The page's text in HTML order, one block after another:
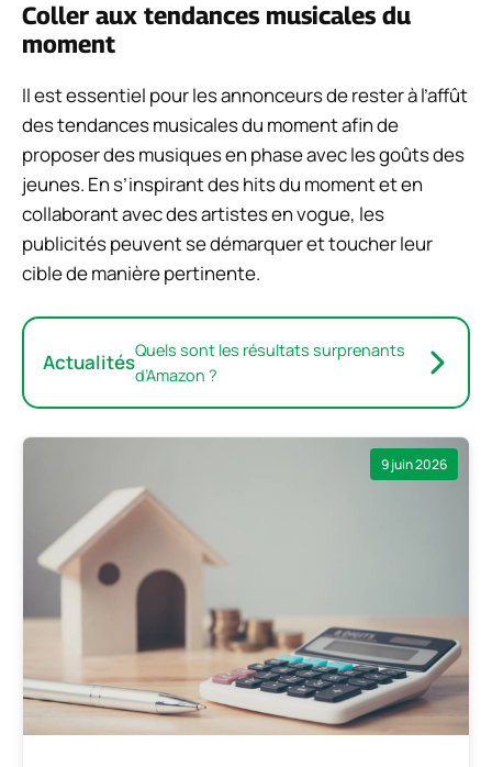
Coller aux tendances musicales du
moment
Il est essentiel pour les annonceurs de rester à l’affût
des tendances musicales du moment afin de
proposer des musiques en phase avec les goûts des
jeunes. En s’inspirant des hits du moment et en
collaborant avec des artistes en vogue, les
publicités peuvent se démarquer et toucher leur
cible de manière pertinente.
ActualitésQuels sont les résultats surprenants
d’Amazon ?
9 juin 2026